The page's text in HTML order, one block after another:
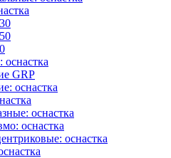
GRP
оснастка
оснастка
оснастка
оснастка